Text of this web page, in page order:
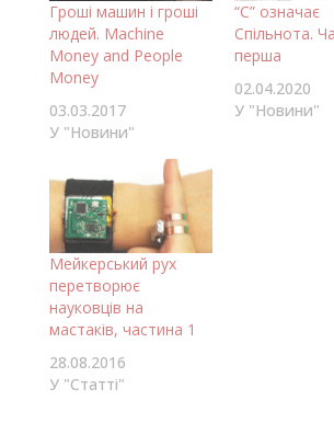
Гроші машин і гроші
людей. Machine
Money and People
Money
03.03.2017
У "Новини"
“C” означає
Спільнота.
перша
02.04.2020
У "Новини"
Мейкерський рух
перетворює
науковців на
мастаків, частина 1
28.08.2016
У "Статті"